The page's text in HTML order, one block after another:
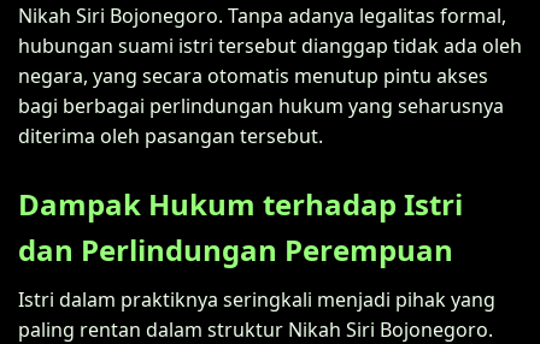
Nikah Siri Bojonegoro. Tanpa adanya legalitas formal,
hubungan suami istri tersebut dianggap tidak ada oleh
negara, yang secara otomatis menutup pintu akses
bagi berbagai perlindungan hukum yang seharusnya
diterima oleh pasangan tersebut.
Dampak Hukum terhadap Istri
dan Perlindungan Perempuan
Istri dalam praktiknya seringkali menjadi pihak yang
paling rentan dalam struktur Nikah Siri Bojonegoro.